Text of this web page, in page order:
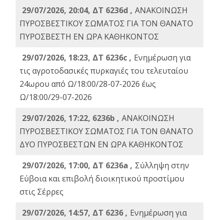
29/07/2026, 20:04, ΔΤ 6236d , ΑΝΑΚΟΙΝΩΣΗ
ΠΥΡΟΣΒΕΣΤΙΚΟΥ ΣΩΜΑΤΟΣ ΓΙΑ ΤΟΝ ΘΑΝΑΤΟ
ΠΥΡΟΣΒΕΣΤΗ ΕΝ ΩΡΑ ΚΑΘΗΚΟΝΤΟΣ
29/07/2026, 18:23, ΔΤ 6236c , Ενημέρωση για
τις αγροτοδασικές πυρκαγιές του τελευταίου
24ωρου από Ω/18:00/28-07-2026 έως
Ω/18:00/29-07-2026
29/07/2026, 17:22, 6236b , ΑΝΑΚΟΙΝΩΣΗ
ΠΥΡΟΣΒΕΣΤΙΚΟΥ ΣΩΜΑΤΟΣ ΓΙΑ ΤΟΝ ΘΑΝΑΤΟ
ΔΥΟ ΠΥΡΟΣΒΕΣΤΩΝ ΕΝ ΩΡΑ ΚΑΘΗΚΟΝΤΟΣ
29/07/2026, 17:00, ΔΤ 6236a , Σύλληψη στην
Εύβοια και επιβολή διοικητικού προστίμου
στις Σέρρες
29/07/2026, 14:57, ΔΤ 6236 , Ενημέρωση για